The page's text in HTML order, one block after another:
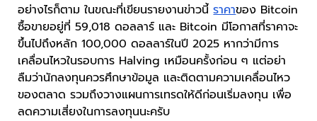
อย่างไรก็ตาม ในขณะที่เขียนรายงานข่าวนี้ราคาของ Bitcoin
ซื้อขายอยู่ที่ 59,018 ดอลลาร์ และ Bitcoin มีโอกาสที่ราคาจะ
ขึ้นไปถึงหลัก 100,000 ดอลลาร์ในปี 2025 หากว่ามีการ
เคลื่อนไหวในรอบการ Halving เหมือนครั้งก่อน ๆ แต่อย่า
ลืมว่านักลงทุนควรศึกษาข้อมูล และติดตามความเคลื่อนไหว
ของตลาด รวมถึงวางแผนการเทรดให้ดีก่อนเริ่มลงทุน เพื่อ
ลดความเสี่ยงในการลงทุนนะครับ